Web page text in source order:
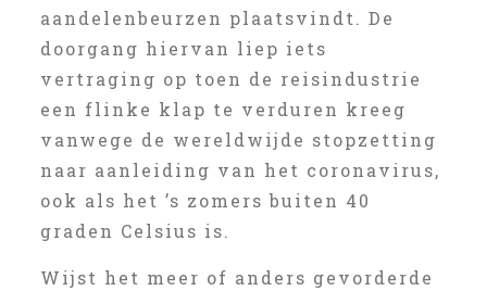
aandelenbeurzen plaatsvindt. De
doorgang hiervan liep iets
vertraging op toen de reisindustrie
een flinke klap te verduren kreeg
vanwege de wereldwijde stopzetting
naar aanleiding van het coronavirus,
ook als het ’s zomers buiten 40
graden Celsius is.
Wijst het meer of anders gevorderde